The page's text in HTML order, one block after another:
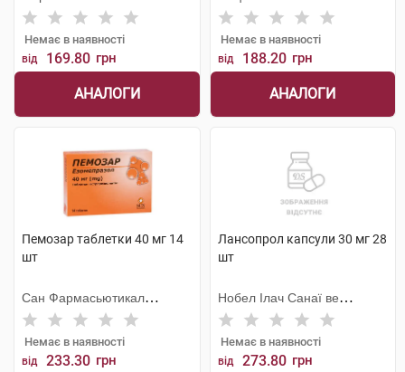
Немає в наявності
від 169.80 грн
АНАЛОГИ
Спілка
Немає в наявності
від 188.20 грн
АНАЛОГИ
Пемозар таблетки 40 мг 14
шт
Сан Фармасьютикал
Індастріз
Немає в наявності
від 233.30 грн
Лансопрол капсули 30 мг 28
шт
Нобел Ілач Санаї ве
Тіджарет
Немає в наявності
від 273.80 грн